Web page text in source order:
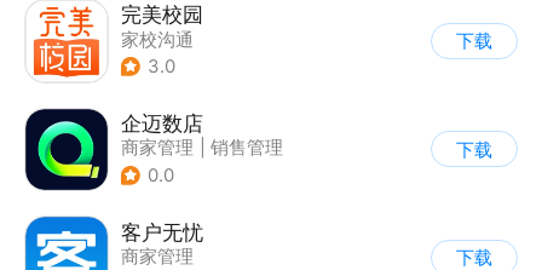
完美校园
家校沟通
3.0
下载
企迈数店
商家管理
销售管理
0.0
下载
客户无忧
商家管理
下载